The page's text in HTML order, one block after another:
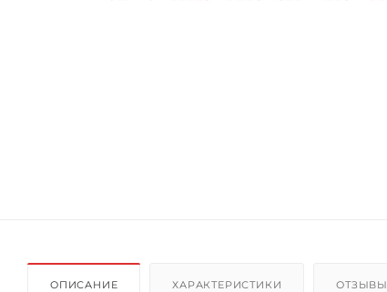
ОПИСАНИЕ ХАРАКТЕРИСТИКИ ОТЗЫВЫ